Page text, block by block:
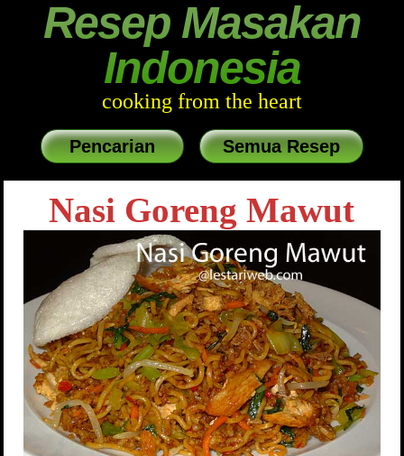
Resep Masakan
Indonesia
cooking from the heart
Pencarian Semua Resep
Nasi Goreng Mawut